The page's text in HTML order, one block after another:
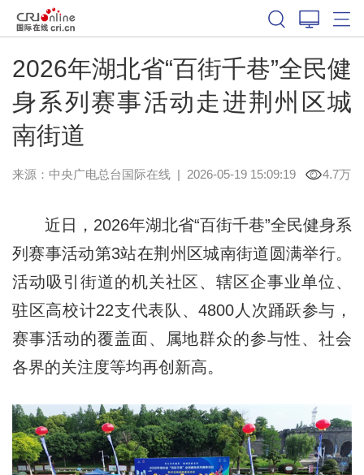
2026年湖北省“百街千巷”全民健
身系列赛事活动走进荆州区城
南街道
来源：中央广电总台国际在线| 2026-05-19 15:09:19 4.7万
近日，2026年湖北省“百街千巷”全民健身系
列赛事活动第3站在荆州区城南街道圆满举行。
活动吸引街道的机关社区、辖区企事业单位、
驻区高校计22支代表队、4800人次踊跃参与，
赛事活动的覆盖面、属地群众的参与性、社会
各界的关注度等均再创新高。